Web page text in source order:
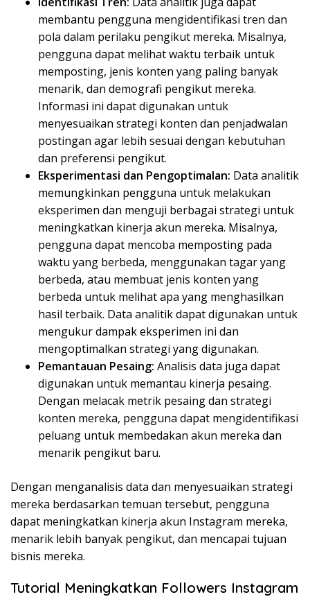
membantu pengguna mengidentifikasi tren dan
pola dalam perilaku pengikut mereka. Misalnya,
pengguna dapat melihat waktu terbaik untuk
memposting, jenis konten yang paling banyak
menarik, dan demografi pengikut mereka.
Informasi ini dapat digunakan untuk
menyesuaikan strategi konten dan penjadwalan
postingan agar lebih sesuai dengan kebutuhan
dan preferensi pengikut.
Eksperimentasi dan Pengoptimalan: Data analitik
memungkinkan pengguna untuk melakukan
eksperimen dan menguji berbagai strategi untuk
meningkatkan kinerja akun mereka. Misalnya,
pengguna dapat mencoba memposting pada
waktu yang berbeda, menggunakan tagar yang
berbeda, atau membuat jenis konten yang
berbeda untuk melihat apa yang menghasilkan
hasil terbaik. Data analitik dapat digunakan untuk
mengukur dampak eksperimen ini dan
mengoptimalkan strategi yang digunakan.
Pemantauan Pesaing: Analisis data juga dapat
digunakan untuk memantau kinerja pesaing.
Dengan melacak metrik pesaing dan strategi
konten mereka, pengguna dapat mengidentifikasi
peluang untuk membedakan akun mereka dan
menarik pengikut baru.
Dengan menganalisis data dan menyesuaikan strategi
mereka berdasarkan temuan tersebut, pengguna
dapat meningkatkan kinerja akun Instagram mereka,
menarik lebih banyak pengikut, dan mencapai tujuan
bisnis mereka.
Tutorial Meningkatkan Followers Instagram